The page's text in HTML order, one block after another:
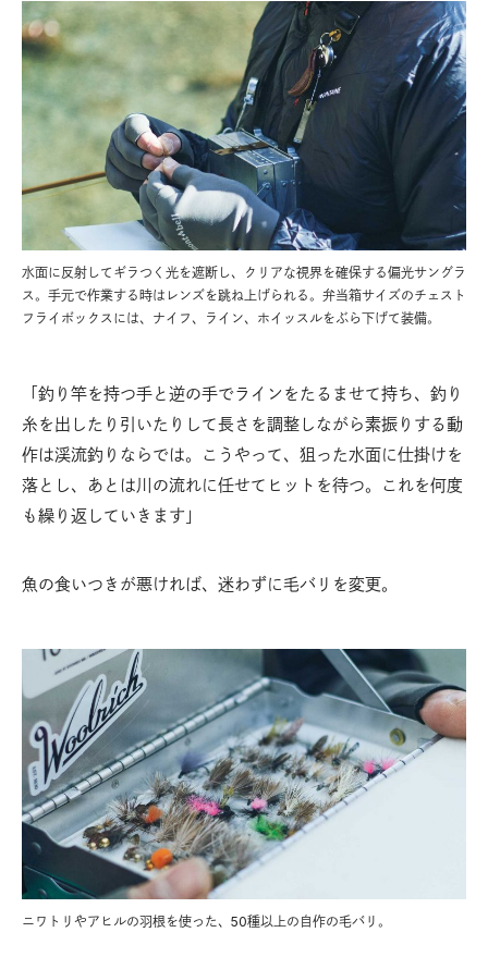
水面に反射してギラつく光を遮断し、クリアな視界を確保する偏光サングラ
ス。手元で作業する時はレンズを跳ね上げられる。弁当箱サイズのチェスト
フライボックスには、ナイフ、ライン、ホイッスルをぶら下げて装備。
「釣り竿を持つ手と逆の手でラインをたるませて持ち、釣り
糸を出したり引いたりして長さを調整しながら素振りする動
作は渓流釣りならでは。こうやって、狙った水面に仕掛けを
落とし、あとは川の流れに任せてヒットを待つ。これを何度
も繰り返していきます」
魚の食いつきが悪ければ、迷わずに毛バリを変更。
ニワトリやアヒルの羽根を使った、50種以上の自作の毛バリ。